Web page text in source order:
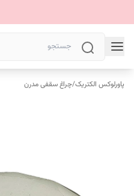
پاورلوکس الکتریک/چراغ سقفی مدرن